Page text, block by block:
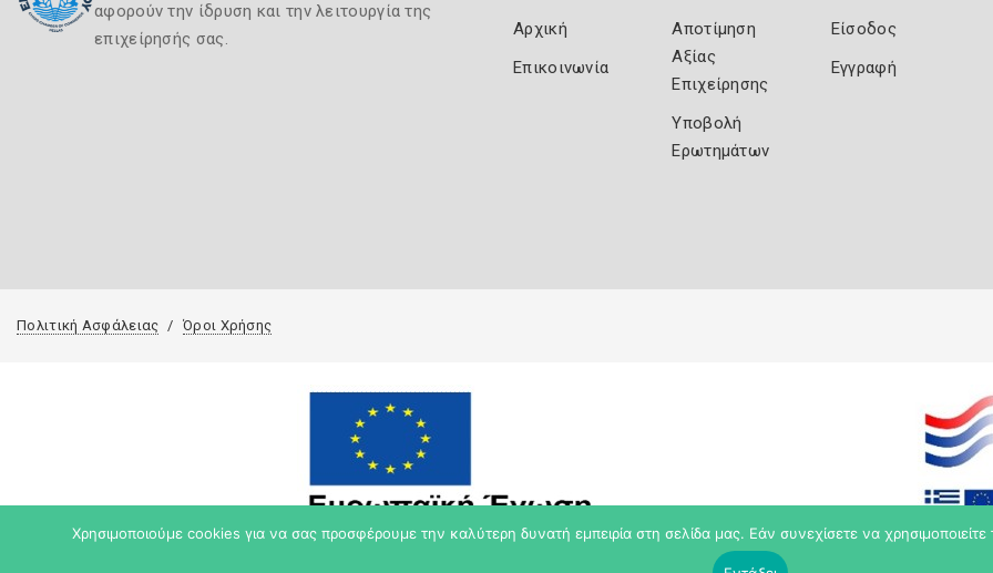
αφορούν την ίδρυση και την λειτουργία της
επιχείρησής σας.
Αρχική
Επικοινωνία
Αποτίμηση
Αξίας
Επιχείρησης
Υποβολή
Ερωτημάτων
Είσοδος
Εγγραφή
Πολιτική Ασφάλειας Όροι Χρήσης
Χρησιμοποιούμε cookies για να σας προσφέρουμε την καλύτερη δυνατή εμπειρία στη σελίδα μας. Εάν συνεχίσετε να